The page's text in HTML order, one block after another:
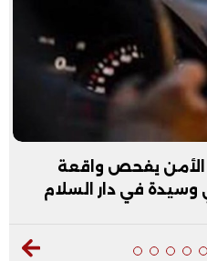
الأمن يفحص واقعة
في دار السلام